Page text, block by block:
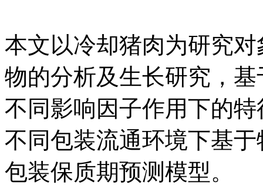
本文以冷却猪肉为研究
物的分析及生长研究，
不同影响因子作用下的
不同包装流通环境下基
包装保质期预测模型。